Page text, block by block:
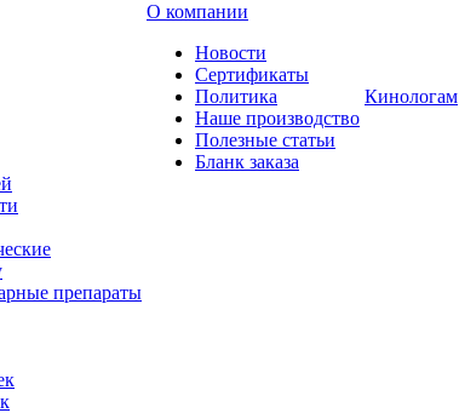
препараты
О компании
Новости
Сертификаты
Политика
Наше производство
Полезные статьи
Бланк заказа
Кинологам